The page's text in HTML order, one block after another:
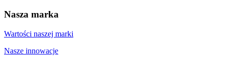
Nasza marka
Wartości naszej marki
Nasze innowacje